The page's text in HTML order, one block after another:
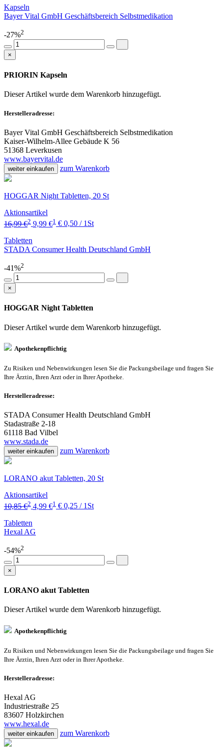
Kapseln
Bayer Vital GmbH Geschäftsbereich Selbstmedikation
-27%2
×
PRIORIN Kapseln
Dieser Artikel wurde dem Warenkorb hinzugefügt.
Herstelleradresse:
Bayer Vital GmbH Geschäftsbereich Selbstmedikation
Kaiser-Wilhelm-Allee Gebäude K 56
51368 Leverkusen
www.bayervital.de
weiter einkaufen zum Warenkorb
HOGGAR Night Tabletten, 20 St
Aktionsartikel
16,99 €2 9,99 €1 € 0,50 / 1St
Tabletten
STADA Consumer Health Deutschland GmbH
-41%2
×
HOGGAR Night Tabletten
Dieser Artikel wurde dem Warenkorb hinzugefügt.
Apothekenpflichtig
Zu Risiken und Nebenwirkungen lesen Sie die Packungsbeilage und fragen Sie
Ihre Ärztin, Ihren Arzt oder in Ihrer Apotheke.
Herstelleradresse:
STADA Consumer Health Deutschland GmbH
Stadastraße 2-18
61118 Bad Vilbel
www.stada.de
weiter einkaufen zum Warenkorb
LORANO akut Tabletten, 20 St
Aktionsartikel
10,85 €2 4,99 €1 € 0,25 / 1St
Tabletten
Hexal AG
-54%2
×
LORANO akut Tabletten
Dieser Artikel wurde dem Warenkorb hinzugefügt.
Apothekenpflichtig
Zu Risiken und Nebenwirkungen lesen Sie die Packungsbeilage und fragen Sie
Ihre Ärztin, Ihren Arzt oder in Ihrer Apotheke.
Herstelleradresse:
Hexal AG
Industriestraße 25
83607 Holzkirchen
www.hexal.de
weiter einkaufen zum Warenkorb